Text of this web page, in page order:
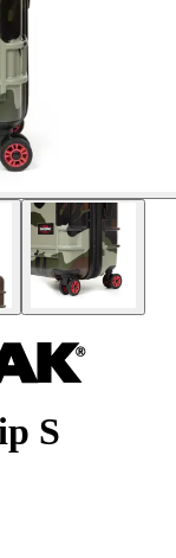
S